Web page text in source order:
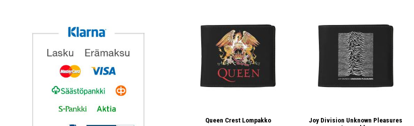
Queen Crest Lompakko
Joy Division Unknown Pleasures